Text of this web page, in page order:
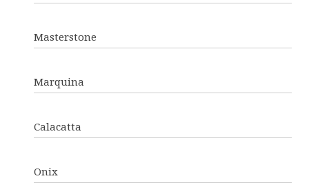
Masterstone
Marquina
Calacatta
Onix